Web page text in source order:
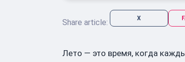
Share article: X
Лето — это время, когда